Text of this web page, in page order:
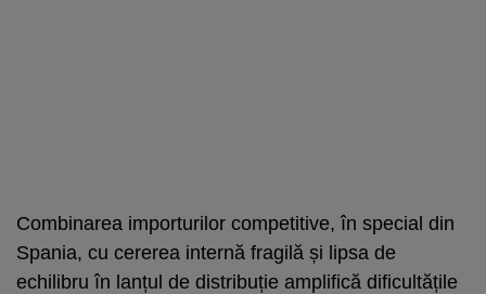
Combinarea importurilor competitive, în special din
Spania, cu cererea internă fragilă și lipsa de
echilibru în lanțul de distribuție amplifică dificultățile